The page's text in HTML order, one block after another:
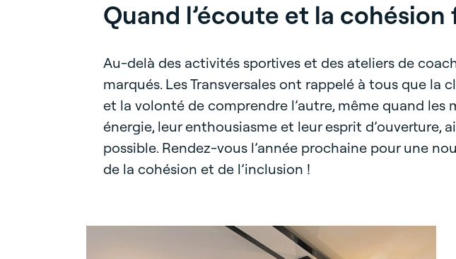
Quand l’écoute et la
Au-delà des activités sportives et des ateliers de
marqués. Les Transversales ont rappelé à tous que la
et la volonté de comprendre l’autre, même quand
énergie, leur enthousiasme et leur esprit d’ouverture,
possible. Rendez-vous l’année prochaine pour une
de la cohésion et de l’inclusion !